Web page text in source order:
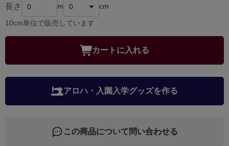
長さ m cm
10cm単位で販売しています
カートに入れる
アロハ・入園入学グッズを作る
この商品について問い合わせる